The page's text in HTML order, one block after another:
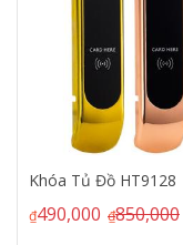
HT9128
850,000